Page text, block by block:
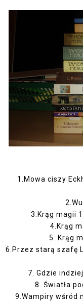
1.Mowa ciszy
3.Krąg magii
4.Krąg
5. Krąg
6.Przez starą szafę
7. Gdzie
8. Światła
9.Wampiry wśród